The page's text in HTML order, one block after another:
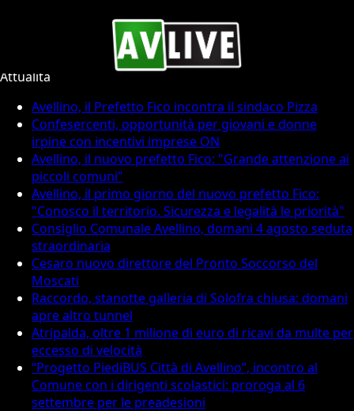
Attualità
Attualità
Avellino, il Prefetto Fico incontra il sindaco Pizza
Confesercenti, opportunità per giovani e donne
irpine con incentivi imprese ON
Avellino, il nuovo prefetto Fico: "Grande attenzione ai
piccoli comuni"
Avellino, il primo giorno del nuovo prefetto Fico:
"Conosco il territorio. Sicurezza e legalità le priorità"
Consiglio Comunale Avellino, domani 4 agosto seduta
straordinaria
Cesaro nuovo direttore del Pronto Soccorso del
Moscati
Raccordo, stanotte galleria di Solofra chiusa: domani
apre altro tunnel
Atripalda, oltre 1 milione di euro di ricavi da multe per
eccesso di velocità
“Progetto PiediBUS Città di Avellino”, incontro al
Comune con i dirigenti scolastici: proroga al 6
settembre per le preadesioni